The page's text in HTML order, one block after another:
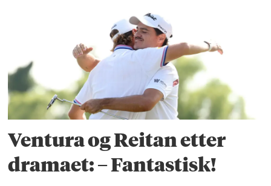
Ventura og Reitan etter
dramaet: – Fantastisk!